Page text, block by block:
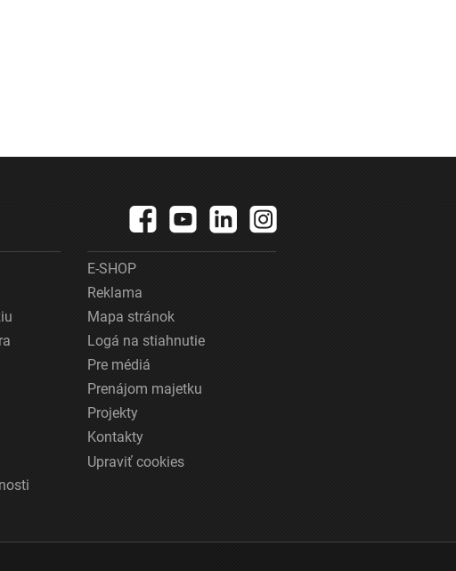
E-SHOP
Reklama
Mapa stránok
Logá na stiahnutie
Pre médiá
Prenájom majetku
Projekty
Kontakty
Upraviť cookies